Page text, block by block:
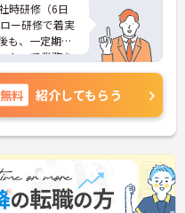
時研修（6日
ー研修で着実
も、一定期間
ト」で業務を
はありませ
て年収アップ
される仕組み
門資格制度
介護技術など
月給＋1万円
リアアップす
ベーションで
無料 紹介してもらう